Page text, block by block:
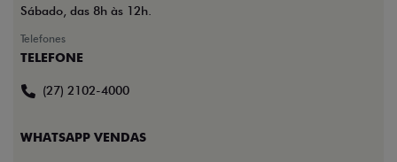
Sábado, das 8h às 12h.
Telefones
TELEFONE
(27) 2102-4000
WHATSAPP VENDAS